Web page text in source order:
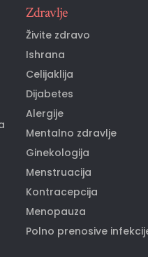
Zdravlje
Živite zdravo
Ishrana
Celijaklija
Dijabetes
Alergije
Mentalno zdravlje
Ginekologija
Menstruacija
Kontracepcija
Menopauza
Polno prenosive